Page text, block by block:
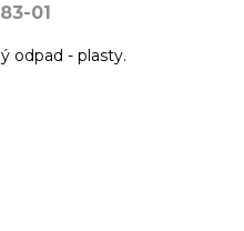
01
odpad - plasty.